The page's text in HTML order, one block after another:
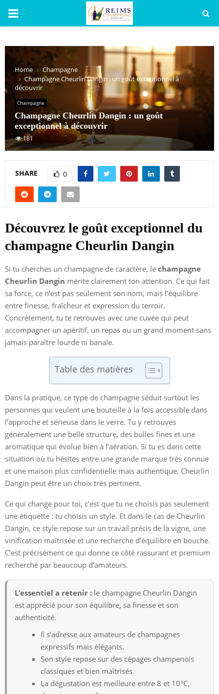
PRIMARY
Home
Champagne
Champagne Cheurlin Dangin : un goût exceptionnel à
découvrir
Champagne
Champagne Cheurlin Dangin : un goût
exceptionnel à découvrir
181
SHARE 0
Découvrez le goût exceptionnel du
champagne Cheurlin Dangin
Si tu cherches un champagne de caractère, le champagne
Cheurlin Dangin mérite clairement ton attention. Ce qui fait
sa force, ce n’est pas seulement son nom, mais l’équilibre
entre finesse, fraîcheur et expression du terroir.
Concrètement, tu te retrouves avec une cuvée qui peut
accompagner un apéritif, un repas ou un grand moment sans
jamais paraître lourde ni banale.
Table des matières
Dans la pratique, ce type de champagne séduit surtout les
personnes qui veulent une bouteille à la fois accessible dans
l’approche et sérieuse dans le verre. Tu y retrouves
généralement une belle structure, des bulles fines et une
aromatique qui évolue bien à l’aération. Si tu es dans cette
situation où tu hésites entre une grande marque très connue
et une maison plus confidentielle mais authentique, Cheurlin
Dangin peut être un choix très pertinent.
Ce qui change pour toi, c’est que tu ne choisis pas seulement
une étiquette : tu choisis un style. Et dans le cas de Cheurlin
Dangin, ce style repose sur un travail précis de la vigne, une
vinification maîtrisée et une recherche d’équilibre en bouche.
C’est précisément ce qui donne ce côté rassurant et premium
recherché par beaucoup d’amateurs.
L’essentiel a retenir : le champagne Cheurlin Dangin
est apprécié pour son équilibre, sa finesse et son
authenticité.
Il s’adresse aux amateurs de champagnes
expressifs mais élégants.
Son style repose sur des cépages champenois
classiques et bien maîtrisés.
La dégustation est meilleure entre 8 et 10°C,